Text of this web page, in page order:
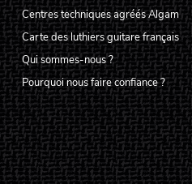
Centres techniques agréés Algam
Carte des luthiers guitare français
Qui sommes-nous ?
Pourquoi nous faire confiance ?